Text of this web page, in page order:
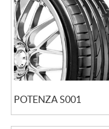
POTENZA S001